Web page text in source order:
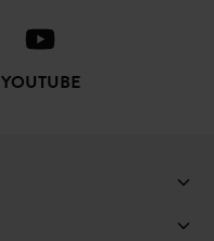
YOUTUBE